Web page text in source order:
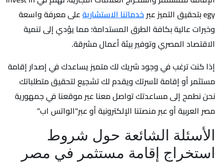
egy بتحقيق التميز عبر
خدماتنا الاستشاريةعلى معرفة واسعة
وخبرات عالية بكافة الطرق المستدامة؛ مما يؤدي إلى تنمية
الاقتصاد المصري وتوفير بيئة أعمال مشرقة.
إذا كنت ترغب في وجود شريك لك متميز يساعدك في إصدار إقامة
مستثمر أو إقامة لأسرتك ويقدم لك تشجيع لتحقيق متطلباتك
نحن نطمح إلى مساعدتك تواصل معنا عبر موقعنا في جمهورية
مصر العربية أو عبر منصتنا الإلكترونية أو عبر"الواتس اب"
الأسئلة الشائعة حول شروط
استخراج إقامة مستثمر في مصر